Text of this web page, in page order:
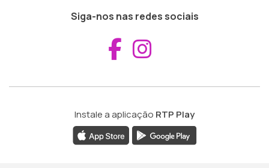
Siga-nos nas redes sociais
Aceder ao
Instale a aplicação RTP Play